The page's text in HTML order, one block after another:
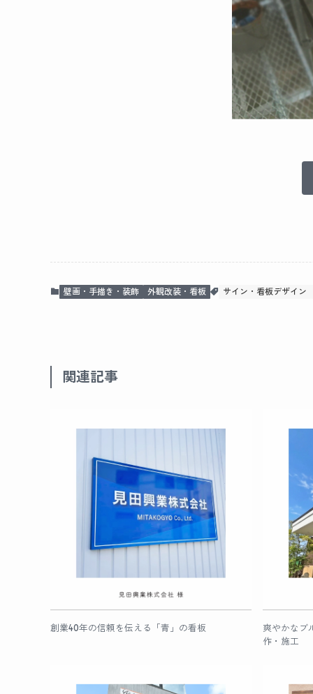
壁画・手描き・装飾 外観改装・看板 サイン・看板デザイン
関連記事
創業40年の信頼を伝える「青」の看板
爽やかなブ
作・施工